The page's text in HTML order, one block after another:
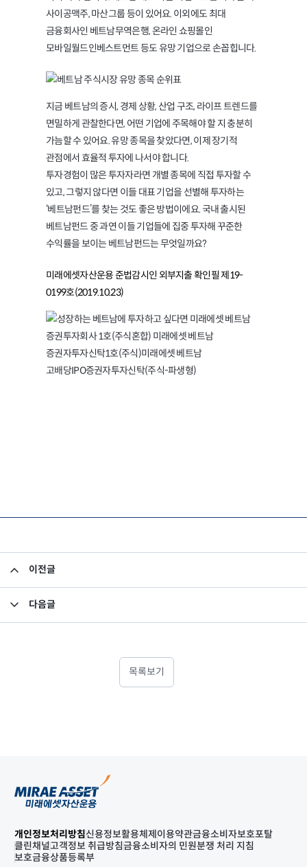
사이공맥주, 마산그룹 등이 있어요. 이외에도 최대
금융회사인 베트남무역은행, 온라인 쇼핑몰인
모바일월드인베스트먼트 등도 유망 기업으로 손꼽힙니다.
지금 베트남의 증시, 경제 상황, 산업 구조, 라이프 트렌드를
면밀하게 관찰한다면, 어떤 기업에 주목해야 할 지 충분히
가늠할 수 있어요. 유망 종목을 찾았다면, 이제 장기적
관점에서 효율적 투자에 나서야 합니다.
투자경험이 많은 투자자라면 개별 종목에 직접 투자할 수
있고, 그렇지 않다면 이들 대표 기업을 선별해 투자하는
‘베트남펀드’를 찾는 것도 좋은 방법이에요. 국내 출시된
베트남펀드 중 과연 이들 기업들에 집중 투자해 꾸준한
수익률을 보이는 베트남펀드는 무엇일까요?
미래에셋자산운용 준법감시인 외부지출 확인필 제19-
0199호(2019.10.23)
이전글
다음글
목록보기
개인정보처리방침신용정보활용체제 이용약관금융소비자보호포탈
클린채널고객정보 취급방침금융소비자의 민원분쟁 처리 지침
보호금융상품등록부